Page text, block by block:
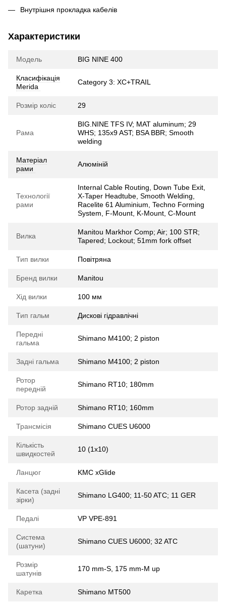
Внутрішня прокладка кабелів
Характеристики
Модель BIG NINE 400
Класифікація
Merida
Category 3: XC+TRAIL
Розмір коліс 29
Рама
BIG.NINE TFS IV; MAT aluminum; 29
WHS; 135x9 AST; BSA BBR; Smooth
welding
Матеріал
рами
Алюміній
Технології
рами
Internal Cable Routing, Down Tube Exit,
X-Taper Headtube, Smooth Welding,
Racelite 61 Aluminium, Techno Forming
System, F-Mount, K-Mount, C-Mount
Вилка
Manitou Markhor Comp; Air; 100 STR;
Tapered; Lockout; 51mm fork offset
Тип вилки Повітряна
Бренд вилки Manitou
Хід вилки 100 мм
Тип гальм Дискові гідравлічні
Передні
гальма
Shimano M4100; 2 piston
Задні гальма Shimano M4100; 2 piston
Ротор
передній
Shimano RT10; 180mm
Ротор задній Shimano RT10; 160mm
Трансмісія Shimano CUES U6000
Кількість
швидкостей
10 (1x10)
Ланцюг KMC xGlide
Касета (задні
зірки)
Shimano LG400; 11-50 ATC; 11 GER
Педалі VP VPE-891
Система
(шатуни)
Shimano CUES U6000; 32 ATC
Розмір
шатунів
170 mm-S, 175 mm-M up
Каретка Shimano MT500